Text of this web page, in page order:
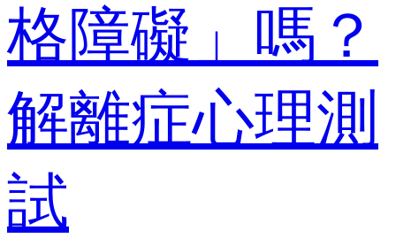
格障礙」嗎？
解離症心理測
試